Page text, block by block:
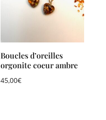
Boucles d’oreilles
orgonite coeur ambre
45,00€